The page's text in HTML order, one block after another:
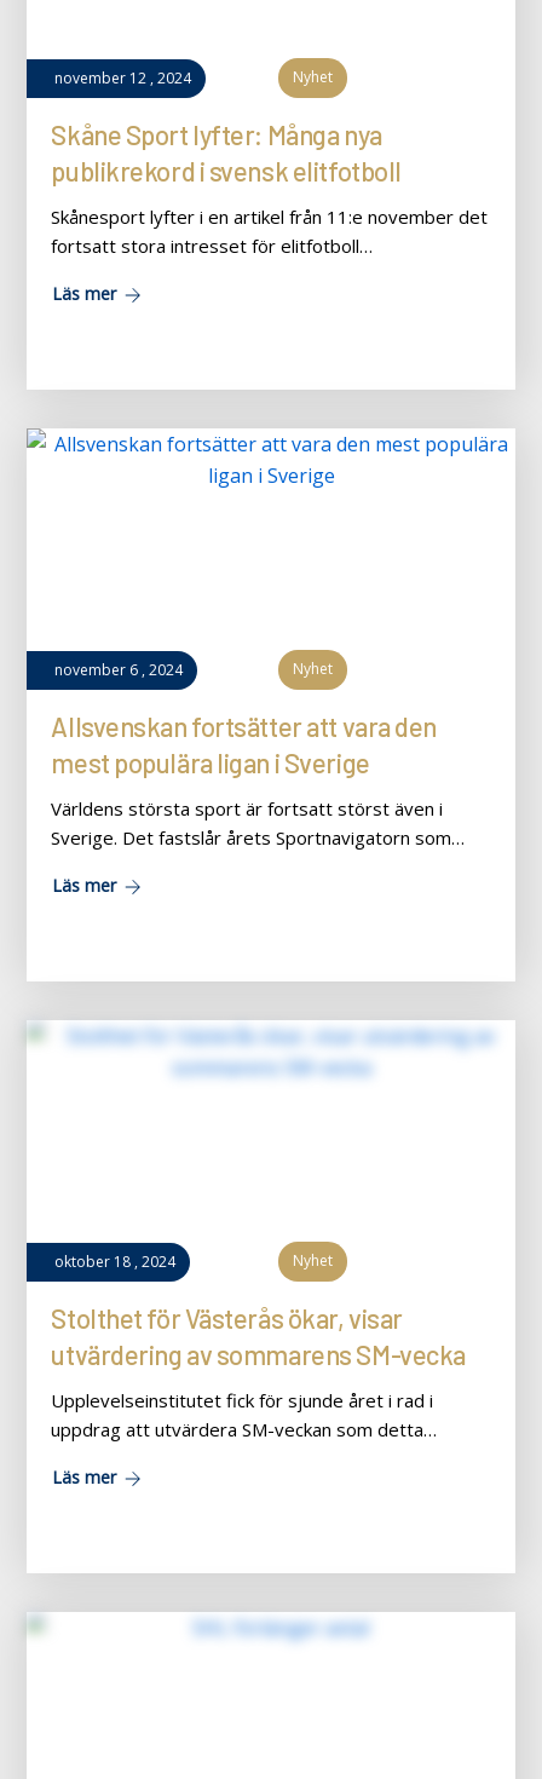
november 12 ,2024 Nyhet
Skåne Sport lyfter: Många nya
publikrekord i svensk elitfotboll
Skånesport lyfter i en artikel från 11:e november det
fortsatt stora intresset för elitfotboll…
Läs mer
november 6 ,2024 Nyhet
Allsvenskan fortsätter att vara den
mest populära ligan i Sverige
Världens största sport är fortsatt störst även i
Sverige. Det fastslår årets Sportnavigatorn som…
Läs mer
oktober 18 ,2024 Nyhet
Stolthet för Västerås ökar, visar
utvärdering av sommarens SM-vecka
Upplevelseinstitutet fick för sjunde året i rad i
uppdrag att utvärdera SM-veckan som detta…
Läs mer